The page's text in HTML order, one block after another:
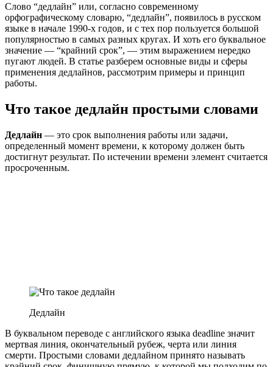
Слово “дедлайн” или, согласно современному
орфографическому словарю, “дедлайн”, появилось в русском
языке в начале 1990-х годов, и с тех пор пользуется большой
популярностью в самых разных кругах. И хоть его буквальное
значение — “крайний срок”, — этим выражением нередко
пугают людей. В статье разберем основные виды и сферы
применения дедлайнов, рассмотрим примеры и принцип
работы.
Что такое дедлайн простыми словами
Дедлайн — это срок выполнения работы или задачи,
определенный момент времени, к которому должен быть
достигнут результат. По истечении времени элемент считается
просроченным.
Дедлайн
В буквальном переводе с английского языка deadline значит
мертвая линия, окончательный рубеж, черта или линия
смерти. Простыми словами дедлайном принято называть